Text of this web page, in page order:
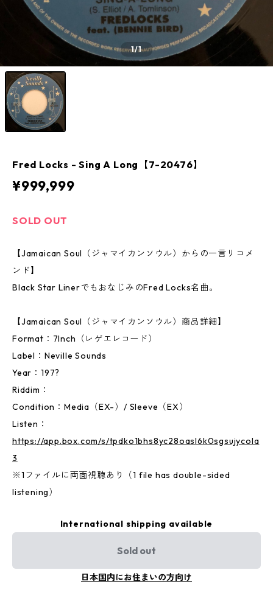
1/1
Fred Locks ‎- Sing A Long【7-20476】
¥999,999
SOLD OUT
【Jamaican Soul（ジャマイカンソウル）からの一言リコメ
ンド】
Black Star LinerでもおなじみのFred Locks名曲。
【Jamaican Soul（ジャマイカンソウル）商品詳細】
Format：7Inch（レゲエレコード）
Label：Neville Sounds
Year：197?
Riddim：
Condition：Media（EX-）/ Sleeve（EX）
Listen：
https://app.box.com/s/tpdko1bhs8yc28oasl6k0sgsujycola
3
※1ファイルに両面視聴あり（1 file has double-sided
listening）
International shipping available
Sold out
日本国内にお住まいの方向け